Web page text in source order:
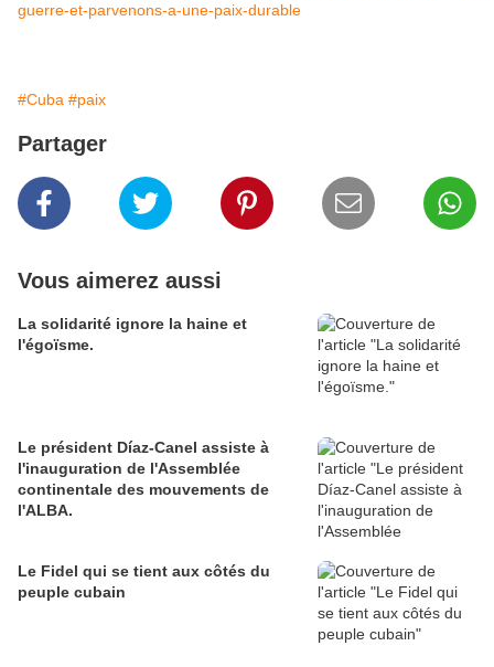
guerre-et-parvenons-a-une-paix-durable
#Cuba #paix
Partager
Vous aimerez aussi
La solidarité ignore la haine et
l'égoïsme.
Le président Díaz-Canel assiste à
l'inauguration de l'Assemblée
continentale des mouvements de
l'ALBA.
Le Fidel qui se tient aux côtés du
peuple cubain